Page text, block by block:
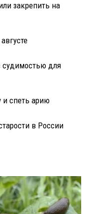
закрепить на
судимостью для
и спеть арию
в России